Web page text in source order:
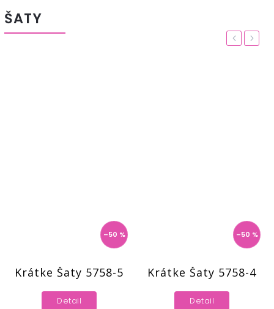
ŠATY
Previous
5 Krátke Šaty 5758-4 Krátke Šaty
Next